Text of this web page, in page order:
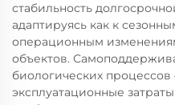
стабильность
адаптируясь как к
операционным
объектов.
биологических
эксплуатационные